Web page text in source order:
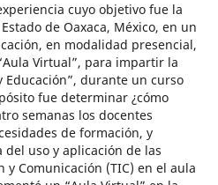
cuyo objetivo fue la
de Oaxaca, México, en un
en modalidad presencial,
Virtual”, para impartir la
durante un curso
fue determinar ¿cómo
semanas los docentes
de formación, y
uso y aplicación de las
Comunicación (TIC) en el aula